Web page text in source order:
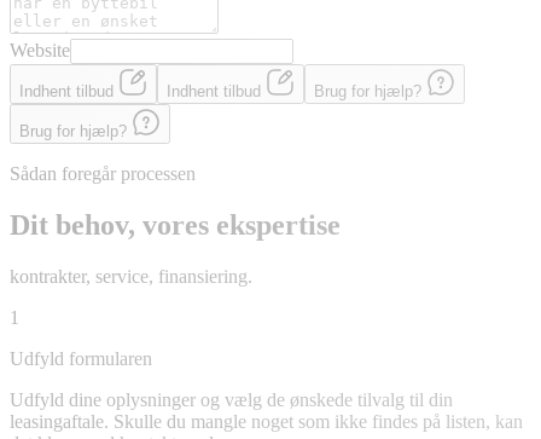
Website
Indhent tilbud Indhent tilbud Brug for hjælp?
Brug for hjælp?
Sådan foregår processen
Dit behov, vores ekspertise
kontrakter, service, finansiering.
1
Udfyld formularen
Udfyld dine oplysninger og vælg de ønskede tilvalg til din
leasingaftale. Skulle du mangle noget som ikke findes på listen, kan